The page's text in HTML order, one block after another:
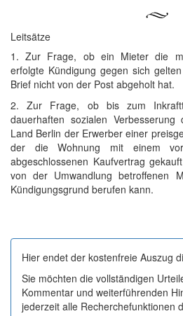
Leitsätze
1. Zur Frage, ob ein Mieter die
erfolgte Kündigung gegen sich
Brief nicht von der Post abgeholt hat.
2. Zur Frage, ob bis zum
dauerhaften sozialen Verbesserung
Land Berlin der Erwerber einer
der die Wohnung mit einem
abgeschlossenen Kaufvertrag
von der Umwandlung betroffenen
Kündigungsgrund berufen kann.
Hier endet der kostenfreie Auszug
Sie möchten die vollständigen
Kommentar und weiterführenden
jederzeit alle Recherchefunktionen